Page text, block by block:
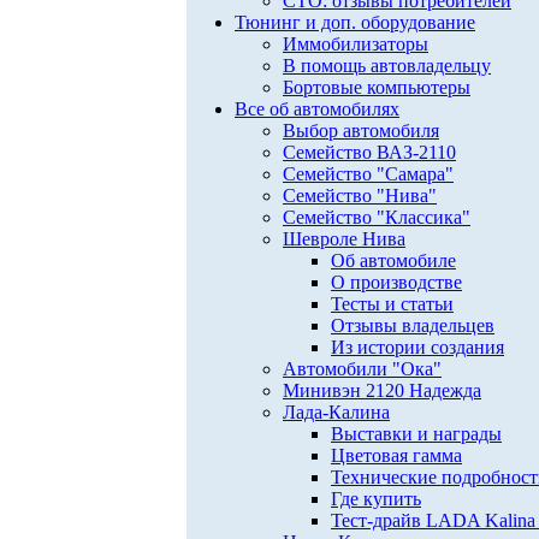
Тюнинг и доп. оборудование
Иммобилизаторы
В помощь автовладельцу
Бортовые компьютеры
Все об автомобилях
Выбор автомобиля
Семейство ВАЗ-2110
Семейство "Самара"
Семейство "Нива"
Семейство "Классика"
Шевроле Нива
Об автомобиле
О производстве
Тесты и статьи
Отзывы владельцев
Из истории создания
Автомобили "Ока"
Минивэн 2120 Надежда
Лада-Калина
Выставки и награды
Цветовая гамма
Технические
Где купить
Тест-драйв LADA Kalina